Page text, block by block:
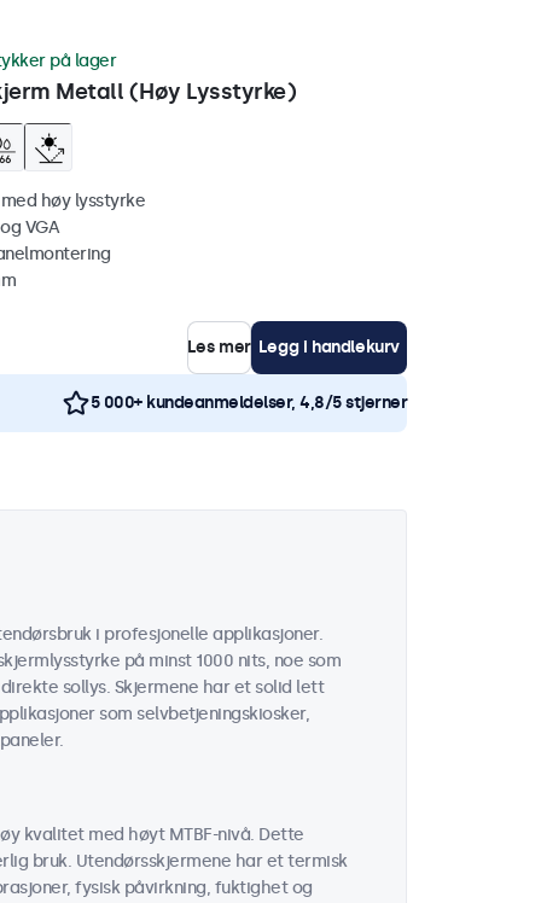
Metall (Høy Lysstyrke)
på lager
høy lysstyrke
VGA
Les mer Legg i handlekurv
5 000+ kundeanmeldelser, 4,8/5 stjerner
i profesjonelle applikasjoner.
på minst 1000 nits, noe som
sollys. Skjermene har et solid lett
som selvbetjeningskiosker,
kvalitet med høyt MTBF-nivå. Dette
bruk. Utendørsskjermene har et termisk
fysisk påvirkning, fuktighet og